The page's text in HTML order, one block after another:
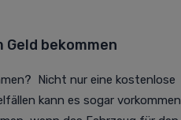
bekommen
Nicht nur eine kostenlose
kann es sogar